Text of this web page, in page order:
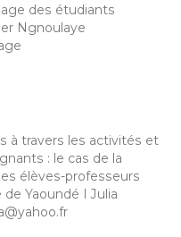
des étudiants
Ngnoulaye
à travers les activités et
: le cas de la
élèves-professeurs
de Yaoundé I Julia